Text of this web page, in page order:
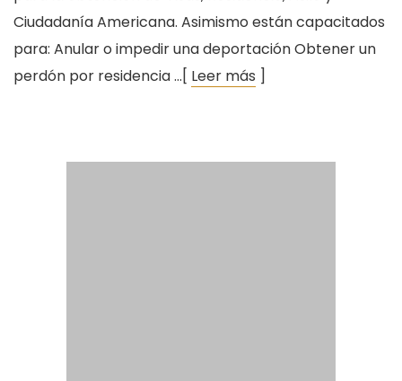
Ciudadanía Americana. Asimismo están capacitados
para: Anular o impedir una deportación Obtener un
perdón por residencia …[ Leer más ]